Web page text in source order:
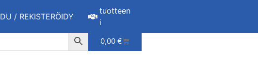
/ REKISTERÖIDY
tuotteen
i
0,00 €